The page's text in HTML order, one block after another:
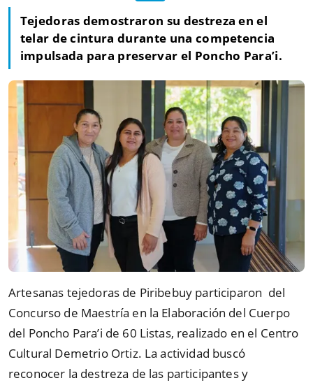
Tejedoras demostraron su destreza en el
telar de cintura durante una competencia
impulsada para preservar el Poncho Para’i.
Artesanas tejedoras de Piribebuy participaron del
Concurso de Maestría en la Elaboración del Cuerpo
del Poncho Para’i de 60 Listas, realizado en el Centro
Cultural Demetrio Ortiz. La actividad buscó
reconocer la destreza de las participantes y